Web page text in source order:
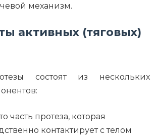
механизм.
активных (тяговых)
состоят из нескольких
часть протеза, которая
контактирует с телом